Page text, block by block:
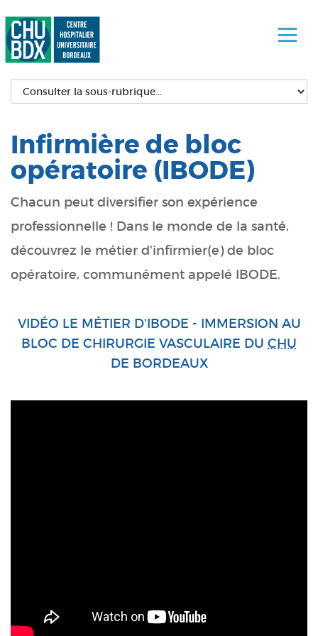
Infirmière de bloc
opératoire (IBODE)
Chacun peut diversifier son expérience
professionnelle ! Dans le monde de la santé,
découvrez le métier d'infirmier(e) de bloc
opératoire, communément appelé IBODE.
VIDÉO LE MÉTIER D'IBODE - IMMERSION AU
BLOC DE CHIRURGIE VASCULAIRE DU CHU
DE BORDEAUX